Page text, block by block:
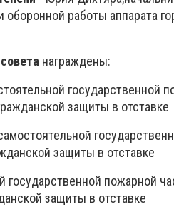
работы аппарата
награждены:
государственной
защиты в отставке
защиты в отставке
государственной пожарной
защиты в отставке